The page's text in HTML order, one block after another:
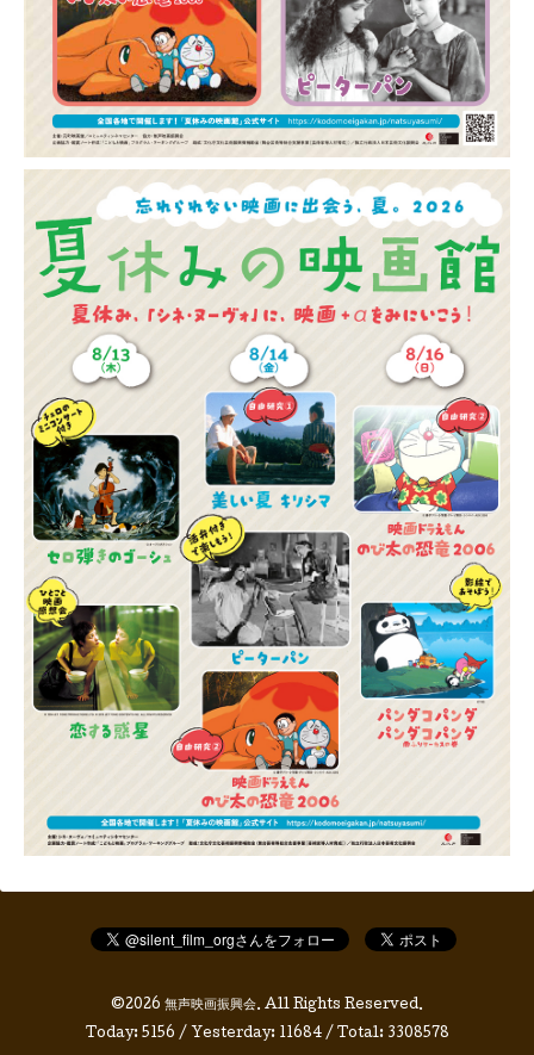
©2026 無声映画振興会. All Rights Reserved.
Today: 5156 / Yesterday: 11684/ Total: 3308578